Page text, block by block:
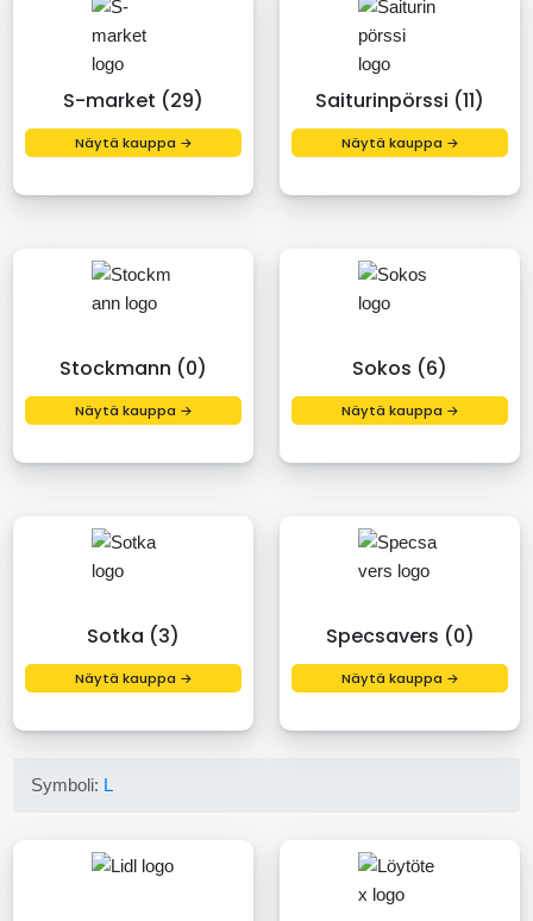
S-market (29)
Näytä kauppa →
Saiturinpörssi (11)
Näytä kauppa →
Stockmann (0)
Näytä kauppa →
Sokos (6)
Näytä kauppa →
Sotka (3)
Näytä kauppa →
Specsavers (0)
Näytä kauppa →
Symboli: L